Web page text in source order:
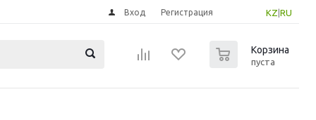
KZ RU
Вход Регистрация
Корзина
пуста